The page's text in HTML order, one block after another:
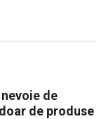
de
de produse